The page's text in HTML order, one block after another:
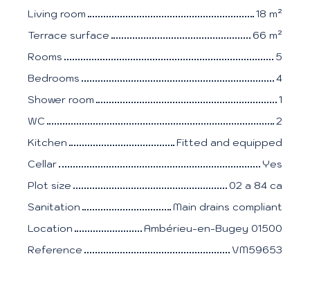
Living room
18 m²
Terrace surface
66 m²
Rooms
5
Bedrooms
4
Shower room
1
WC
2
Kitchen
Fitted and equipped
Cellar
Yes
Plot size
02 a 84 ca
Sanitation
Main drains compliant
Location
Ambérieu-en-Bugey 01500
Reference
VM59653